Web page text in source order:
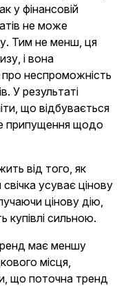
у фінансовій
не може
Тим не менш, ця
і вона
неспроможність
У результаті
що відбувається
припущення щодо
від того, як
усуває цінову
цінову дію,
сильною.
має меншу
місця,
що поточна тренд